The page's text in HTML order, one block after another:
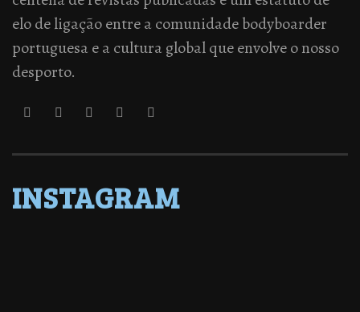
elo de ligação entre a comunidade bodyboarder
portuguesa e a cultura global que envolve o nosso
desporto.
INSTAGRAM